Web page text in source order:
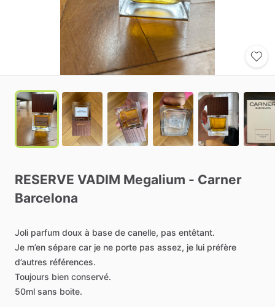
RESERVE VADIM Megalium - Carner
Barcelona
Joli parfum doux à base de canelle, pas entêtant.
Je m’en sépare car je ne porte pas assez, je lui préfère
d’autres références.
Toujours bien conservé.
50ml sans boite.